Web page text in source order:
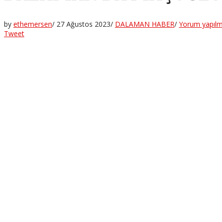
by ethemersen/ 27 Ağustos 2023/ DALAMAN HABER/ Yorum
Tweet